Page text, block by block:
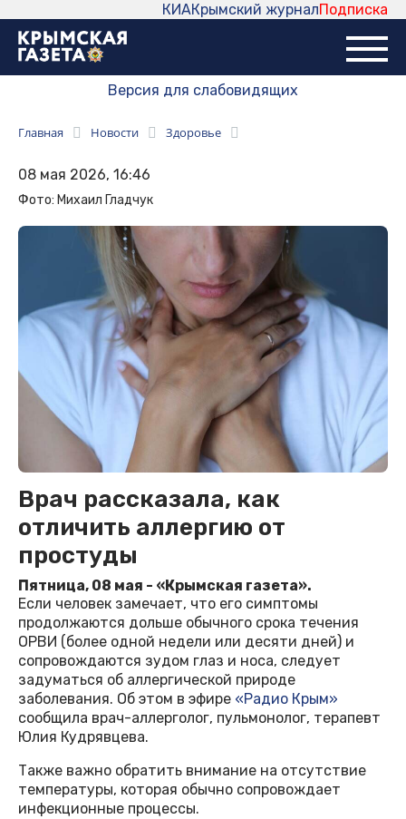
Подписка
Крымский журнал
КИА
Версия для слабовидящих
Главная Новости Здоровье
08 мая 2026, 16:46
Фото: Михаил Гладчук
Врач рассказала, как
отличить аллергию от
простуды
Пятница, 08 мая - «Крымская газета».
Если человек замечает, что его симптомы
продолжаются дольше обычного срока течения
ОРВИ (более одной недели или десяти дней) и
сопровождаются зудом глаз и носа, следует
задуматься об аллергической природе
заболевания. Об этом в эфире «Радио Крым»
сообщила врач-аллерголог, пульмонолог, терапевт
Юлия Кудрявцева.
Также важно обратить внимание на отсутствие
температуры, которая обычно сопровождает
инфекционные процессы.